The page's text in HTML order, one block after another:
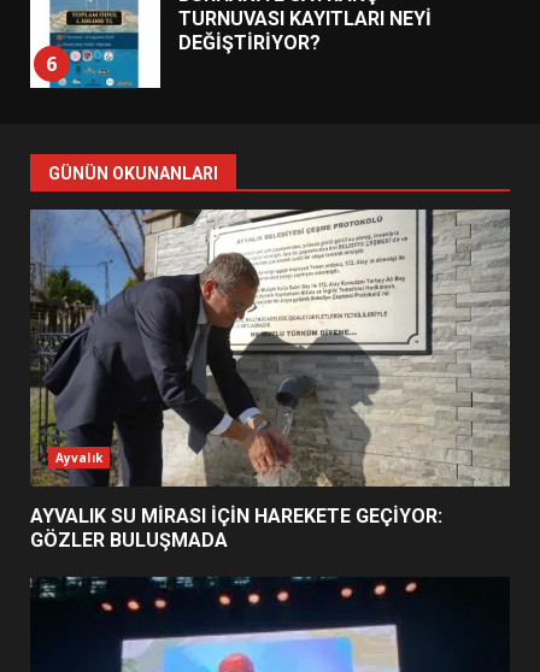
6
TURNUVASI KAYITLARI NEYİ
DEĞİŞTİRİYOR?
7
YENİ YÖNETİM NASIL
ŞEKİLLENDİ?
1
AYVALIK SU MİRASI İÇİN
HAREKETE GEÇİYOR: GÖZLER
BULUŞMADA
2
ESA 2026’DA TÜRK BAHARATI
NEYİ TEMSİL ETTİ?
EİB’DE KRİTİK ATAMA:
SÜRDÜRÜLEBİLİRLİKTE NE
DEĞİŞECEK?
GÜNÜN OKUNANLARI
Ayvalık
AYVALIK SU MİRASI İÇİN HAREKETE GEÇİYOR:
GÖZLER BULUŞMADA